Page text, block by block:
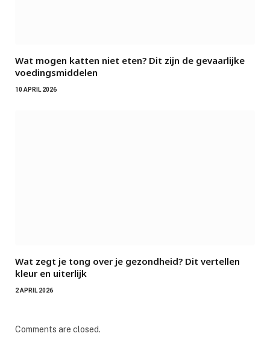
Wat mogen katten niet eten? Dit zijn de gevaarlijke
voedingsmiddelen
10 APRIL 2026
Wat zegt je tong over je gezondheid? Dit vertellen
kleur en uiterlijk
2 APRIL 2026
Comments are closed.